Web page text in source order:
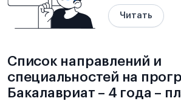
Читать
Список направлений и
специальностей на
Бакалавриат – 4 года –